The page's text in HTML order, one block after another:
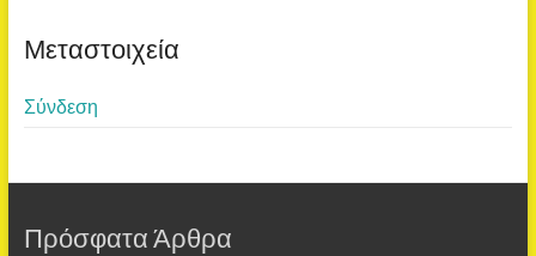
Μεταστοιχεία
Σύνδεση
Πρόσφατα Άρθρα